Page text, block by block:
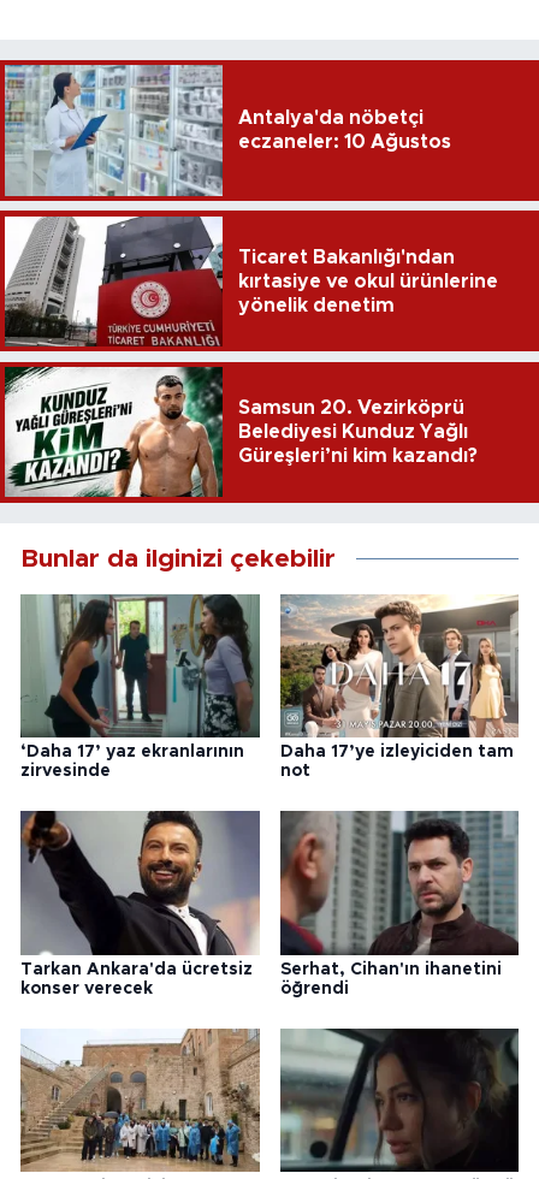
Antalya'da nöbetçi
eczaneler: 10 Ağustos
Ticaret Bakanlığı'ndan
kırtasiye ve okul ürünlerine
yönelik denetim
Samsun 20. Vezirköprü
Belediyesi Kunduz Yağlı
Güreşleri’ni kim kazandı?
Bunlar da ilginizi çekebilir
‘Daha 17’ yaz ekranlarının
zirvesinde
Daha 17’ye izleyiciden tam
not
Tarkan Ankara'da ücretsiz
konser verecek
Serhat, Cihan'ın ihanetini
öğrendi